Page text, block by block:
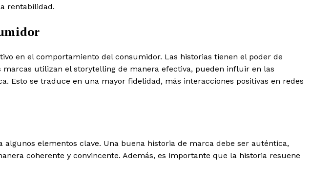
rentabilidad.
en el comportamiento del consumidor. Las historias tienen el poder de
utilizan el storytelling de manera efectiva, pueden influir en las
se traduce en una mayor fidelidad, más interacciones positivas en redes
elementos clave. Una buena historia de marca debe ser auténtica,
coherente y convincente. Además, es importante que la historia resuene